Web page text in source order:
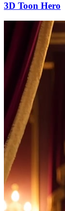
3D Toon Hero